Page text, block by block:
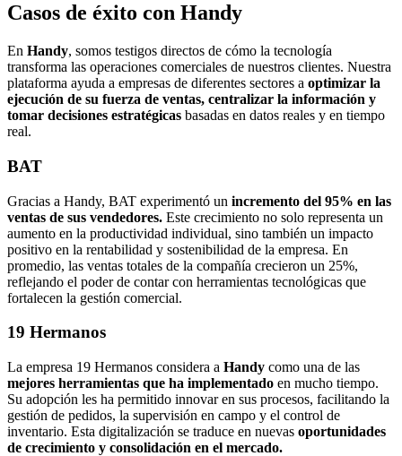
Casos de éxito con Handy
En Handy, somos testigos directos de cómo la tecnología
transforma las operaciones comerciales de nuestros clientes. Nuestra
plataforma ayuda a empresas de diferentes sectores a optimizar la
ejecución de su fuerza de ventas, centralizar la información y
tomar decisiones estratégicas basadas en datos reales y en tiempo
real.
BAT
Gracias a Handy, BAT experimentó un incremento del 95% en las
ventas de sus vendedores. Este crecimiento no solo representa un
aumento en la productividad individual, sino también un impacto
positivo en la rentabilidad y sostenibilidad de la empresa. En
promedio, las ventas totales de la compañía crecieron un 25%,
reflejando el poder de contar con herramientas tecnológicas que
fortalecen la gestión comercial.
19 Hermanos
La empresa 19 Hermanos considera a Handy como una de las
mejores herramientas que ha implementado en mucho tiempo.
Su adopción les ha permitido innovar en sus procesos, facilitando la
gestión de pedidos, la supervisión en campo y el control de
inventario. Esta digitalización se traduce en nuevas oportunidades
de crecimiento y consolidación en el mercado.